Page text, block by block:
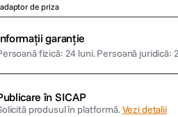
de priza
garanție
fizică: 24 luni.Persoană juridică:
în SICAP
produsul în platformă.Vezi detalii